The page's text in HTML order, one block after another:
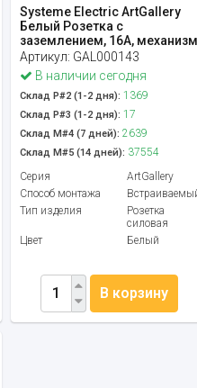
Systeme Electric ArtGallery
Белый Розетка с
заземлением, 16А,
Артикул: GAL000143
В наличии сегодня
Склад Р#2 (1-2 дня): 1369
Склад Р#3 (1-2 дня): 17
Склад М#4 (7 дней): 2639
Склад М#5 (14 дней): 37554
Серия
ArtGallery
Способ монтажа
Тип изделия
Розетка
силовая
Цвет
Белый
В корзину